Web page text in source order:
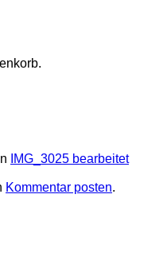
IMG_3025 bearbeitet
Kommentar posten.